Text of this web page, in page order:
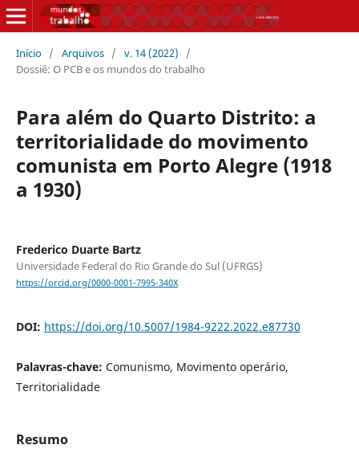
Início / Arquivos / v. 14 (2022)
/
Dossiê: O PCB e os mundos do trabalho
Para além do Quarto Distrito: a
territorialidade do movimento
comunista em Porto Alegre (1918
a 1930)
Frederico Duarte Bartz
Universidade Federal do Rio Grande do Sul (UFRGS)
https://orcid.org/0000-0001-7995-340X
DOI: https://doi.org/10.5007/1984-9222.2022.e87730
Palavras-chave: Comunismo, Movimento operário,
Territorialidade
Resumo